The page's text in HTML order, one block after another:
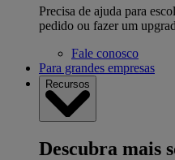
Precisa de ajuda para
pedido ou fazer um
Fale conosco
Para grandes empresas
Recursos
Descubra mais